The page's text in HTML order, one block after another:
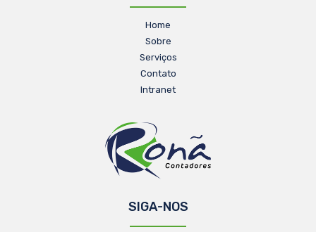
Home
Sobre
Serviços
Contato
Intranet
SIGA-NOS